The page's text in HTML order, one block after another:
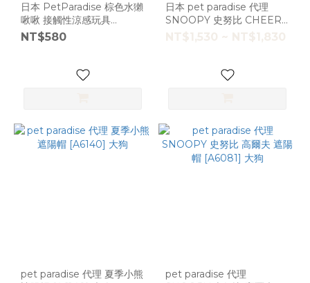
日本 PetParadise 棕色水獺
啾啾 接觸性涼感玩具
[T5409]
NT$580
日本 pet paradise 代理
SNOOPY 史努比 CHEERS
夏季度假涼感背心 [D0987]
NT$1,530 ~ NT$1,830
pet paradise 代理 夏季小熊
pet paradise 代理